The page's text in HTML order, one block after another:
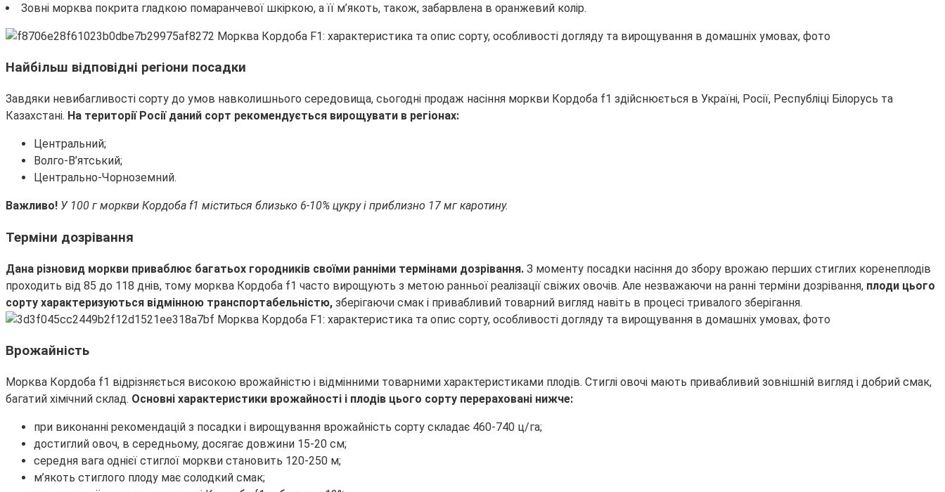
Зовні морква покрита гладкою помаранчевої шкіркою, а її м’якоть, також, забарвлена в оранжевий колір.
Найбільш відповідні регіони посадки
Завдяки невибагливості сорту до умов навколишнього середовища, сьогодні продаж насіння моркви Кордоба f1 здійснюється в Україні, Росії, Республіці Білорусь та
Казахстані. На території Росії даний сорт рекомендується вирощувати в регіонах:
Центральний;
Волго-В’ятський;
Центрально-Чорноземний.
Важливо! У 100 г моркви Кордоба f1 міститься близько 6-10% цукру і приблизно 17 мг каротину.
Терміни дозрівання
Дана різновид моркви приваблює багатьох городників своїми ранніми термінами дозрівання. З моменту посадки насіння до збору врожаю перших стиглих коренеплодів
проходить від 85 до 118 днів, тому морква Кордоба f1 часто вирощують з метою ранньої реалізації свіжих овочів. Але незважаючи на ранні терміни дозрівання, плоди цього
сорту характеризуються відмінною транспортабельністю, зберігаючи смак і привабливий товарний вигляд навіть в процесі тривалого зберігання.
Врожайність
Морква Кордоба f1 відрізняється високою врожайністю і відмінними товарними характеристиками плодів. Стиглі овочі мають привабливий зовнішній вигляд і добрий смак,
багатий хімічний склад. Основні характеристики врожайності і плодів цього сорту перераховані нижче:
при виконанні рекомендацій з посадки і вирощування врожайність сорту складає 460-740 ц/га;
достиглий овоч, в середньому, досягає довжини 15-20 см;
середня вага однієї стиглої моркви становить 120-250 м;
м’якоть стиглого плоду має солодкий смак;